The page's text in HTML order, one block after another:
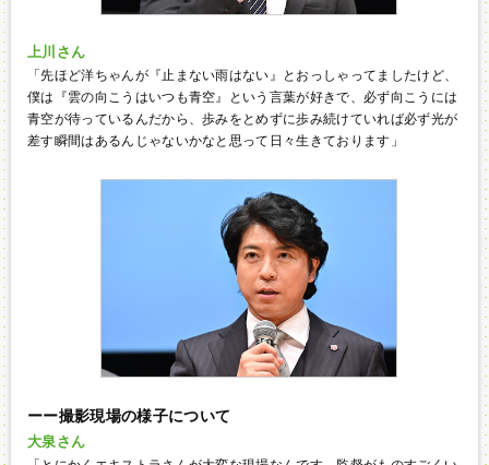
上川さん
「先ほど洋ちゃんが『止まない雨はない』とおっしゃってましたけど、
僕は『雲の向こうはいつも青空』という言葉が好きで、必ず向こうには
青空が待っているんだから、歩みをとめずに歩み続けていれば必ず光が
差す瞬間はあるんじゃないかなと思って日々生きております」
ーー撮影現場の様子について
大泉さん